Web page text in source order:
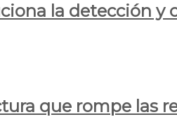
la detección
que rompe las